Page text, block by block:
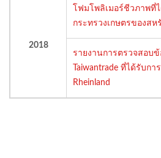
2018
โฟมโพลิเมอร์ชีวภาพที่
กระทรวงเกษตรของสห
รายงานการตรวจสอบ
Taiwantrade ที่ได้รับกา
Rheinland